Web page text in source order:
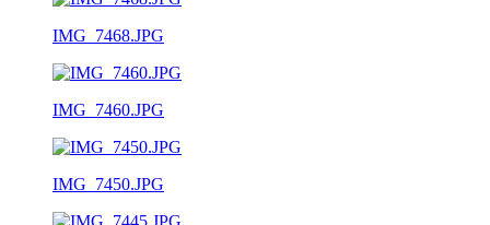
IMG_7468.JPG
IMG_7460.JPG
IMG_7450.JPG